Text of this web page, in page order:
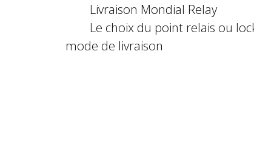
Livraison Mondial Relay
Le choix du point relais ou
mode de livraison